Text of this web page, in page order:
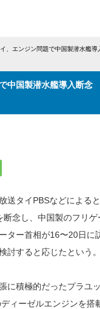
、エンジン問題で中国製潜水艦
中国製潜水艦導入断
送タイPBSなどによる
断念し、中国製のフリ
ター首相が16〜20日に
討すると応じたという。
に積極的だったプラユ
ィーゼルエンジンを搭